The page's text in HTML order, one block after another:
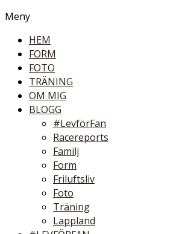
Meny
HEM
FORM
FOTO
TRÄNING
OM MIG
BLOGG
#LevförFan
Racereports
Familj
Form
Friluftsliv
Foto
Träning
Lappland